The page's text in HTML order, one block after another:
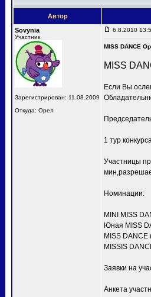
Автор
Sovynia
Участник
Зарегистрирован: 11.08.2009
Откуда: Орел
6.8.2010
MISS DANCE
MISS
Если Вы
1 тур
Участницы
Номинации:
MINI MISS
Юная MISS
MISS DANCE
MISSIS
Заявки на
Анкета